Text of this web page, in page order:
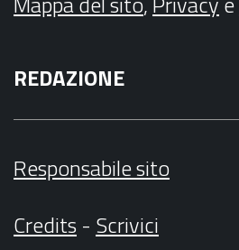
REDAZIONE
Responsabile sito
Credits- Scrivici